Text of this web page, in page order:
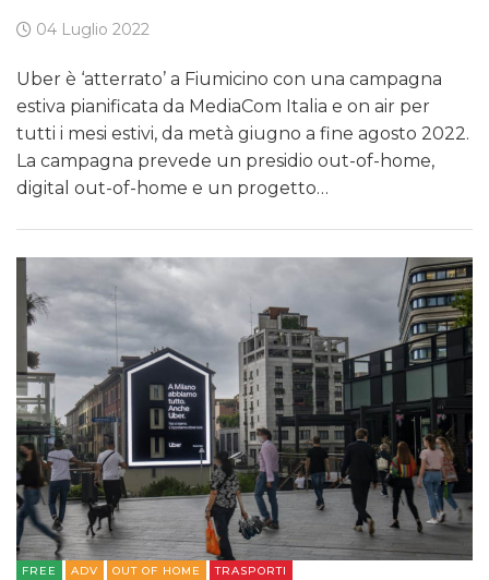
04 Luglio 2022
Uber è ‘atterrato’ a Fiumicino con una campagna
estiva pianificata da MediaCom Italia e on air per
tutti i mesi estivi, da metà giugno a fine agosto 2022.
La campagna prevede un presidio out-of-home,
digital out-of-home e un progetto…
FREE ADV OUT OF HOME TRASPORTI